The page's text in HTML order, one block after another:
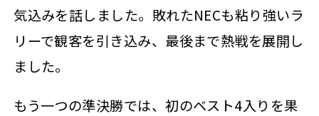
気込みを話しました。敗れたNECも粘り強いラ
リーで観客を引き込み、最後まで熱戦を展開し
ました。
もう一つの準決勝では、初のベスト4入りを果